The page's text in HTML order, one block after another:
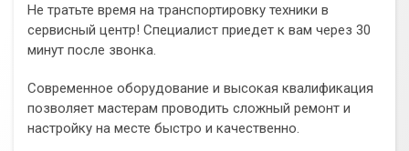
Не тратьте время на транспортировку техники в
сервисный центр! Специалист приедет к вам через 30
минут после звонка.
Современное оборудование и высокая квалификация
позволяет мастерам проводить сложный ремонт и
настройку на месте быстро и качественно.